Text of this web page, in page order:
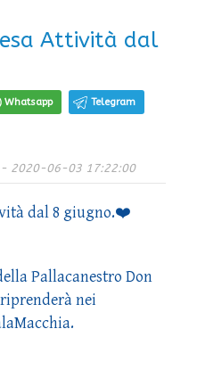
Attività dal
Whatsapp Telegram
2020-06-03 17:22:00
dal 8 giugno.❤️
Pallacanestro Don
nei